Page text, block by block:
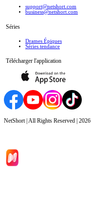
support@netshort.com
business@netshort.com
Séries
Drames Épiques
Séries tendance
Télécharger l'application
NetShort | All Rights Reserved | 2026